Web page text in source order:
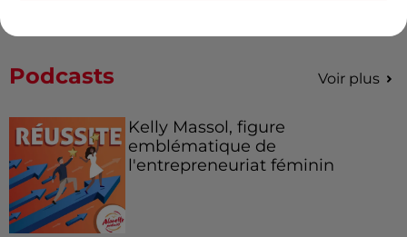
Podcasts Voir plus
Kelly Massol, figure
emblématique de
l'entrepreneuriat féminin